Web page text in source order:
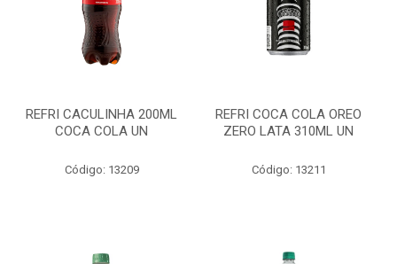
REFRI CACULINHA 200ML
COCA COLA UN
Código: 13209
REFRI COCA COLA OREO
ZERO LATA 310ML UN
Código: 13211